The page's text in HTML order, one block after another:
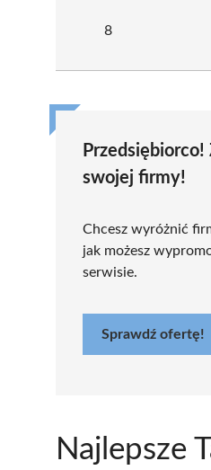
8
swojej firmy!
Chcesz wyróżnić
jak możesz
serwisie.
Sprawdź ofertę!
Najlepsze